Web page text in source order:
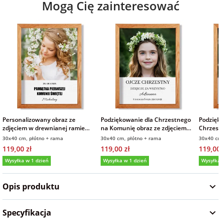
Fotoksiążki
Dodatki i
opakowania
na Dzień
Chłopaka
na Dzień Kobiet
na walentynki
na mikołajki
na prezent
świąteczny
dla przyjaciółki
dla przyjaciela
Mogą Cię zainteresować
Personalizowany obraz ze
zdjęciem w drewnianej ramie
pamiątka prezent 30x40 cm
30x40 cm, płótno + rama
119,00 zł
Wysyłka w 1 dzień
Podziękowanie dla Chrzestnego
na Komunię obraz ze zdjęciem
na płótnie w drewnianej ramie
30x40 cm
30x40 cm, płótno + rama
119,00 zł
Wysyłka w 1 dzień
30x40
119,00
Opis produktu
Specyfikacja